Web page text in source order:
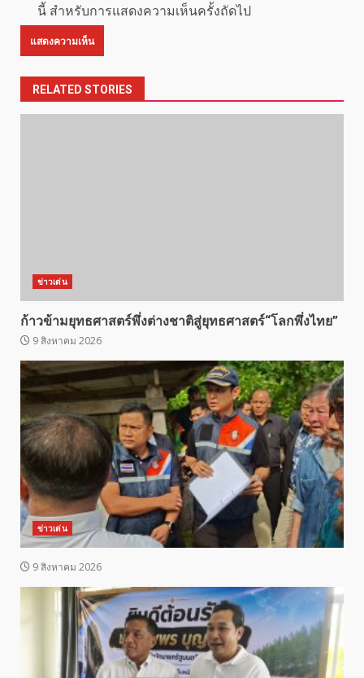
นี้ สำหรับการแสดงความเห็นครั้งถัดไป
RELATED STORIES
ข่าวเด่น
ก้าวข้ามยุทธศาสตร์พึ่งต่างชาติสู่ยุทธศาสตร์“โลกพึ่งไทย”
9 สิงหาคม 2026
ข่าวเด่น
9 สิงหาคม 2026